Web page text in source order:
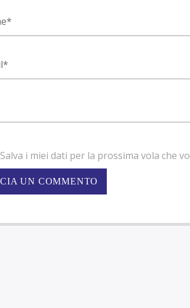
Salva i miei dati per la prossima vola che